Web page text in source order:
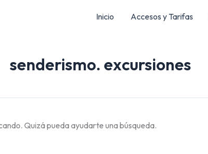
Inicio Accesos y Tarifas
senderismo. excursiones
Quizá pueda ayudarte una búsqueda.